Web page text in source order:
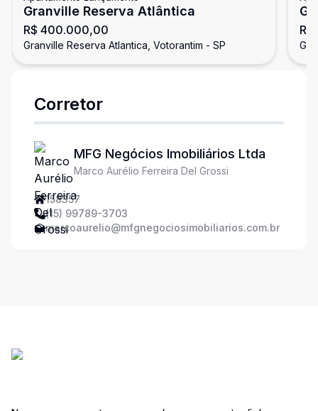
Granville Reserva Atlântica
R$ 400.000,00
Granville Reserva Atlantica, Votorantim - SP
Corretor
MFG Negócios Imobiliários Ltda
Marco Aurélio Ferreira Del Grossi
158357
(15) 99789-3703
marcoaurelio@mfgnegociosimobiliarios.com.br